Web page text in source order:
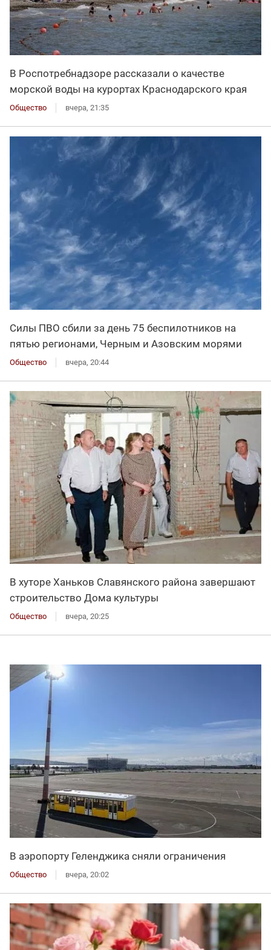
В Роспотребнадзоре рассказали о качестве
морской воды на курортах Краснодарского края
Общество вчера, 21:35
Силы ПВО сбили за день 75 беспилотников на
пятью регионами, Черным и Азовским морями
Общество вчера, 20:44
В хуторе Ханьков Славянского района завершают
строительство Дома культуры
Общество вчера, 20:25
В аэропорту Геленджика сняли ограничения
Общество вчера, 20:02